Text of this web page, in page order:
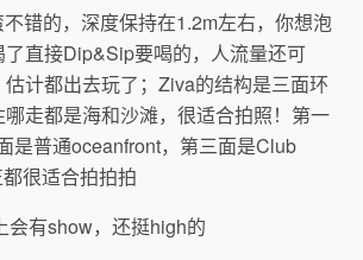
错的，深度保持在1.2m左右，你想泡
直接Dip&Sip要喝的，人流量还可
计都出去玩了；Ziva的结构是三面环
走都是海和沙滩，很适合拍照！第一
是普通oceanfront，第三面是Club
很适合拍拍拍
会有show，还挺high的